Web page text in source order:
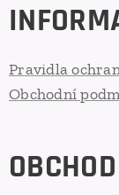
Pravidla
Obchodní
OBCHOD